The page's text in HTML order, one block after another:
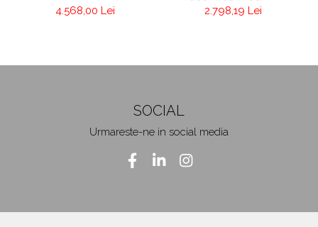
electronica si
4.568,00 Lei 2.798,19 Lei
SOCIAL
Urmareste-ne in social media